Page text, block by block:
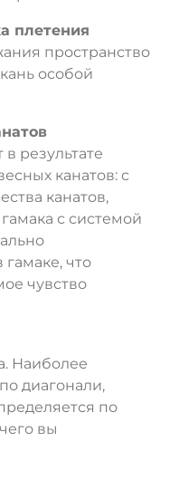
плетения
пространство
особой
результате
канатов: с
канатов,
с системой
гамаке, что
чувство
Наиболее
диагонали,
по
вы